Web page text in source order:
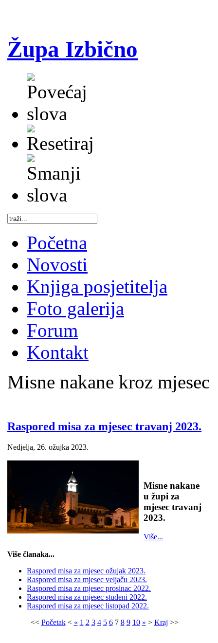
Župa Izbično
Početna
Novosti
Knjiga posjetitelja
Foto galerija
Forum
Kontakt
Misne nakane kroz mjesec
Raspored misa za mjesec travanj 2023.
Nedjelja, 26. ožujka 2023.
Misne nakane
u župi za
mjesec travanj
2023.
Više...
Više članaka...
Raspored misa za mjesec ožujak 2023.
Raspored misa za mjesec veljaču 2023.
Raspored misa za mjesec prosinac 2022.
Raspored misa za mjesec studeni 2022.
Raspored misa za mjesec listopad 2022.
<< Početak< « 1 2 3 4 5 6 7 8 9 10 » > Kraj >>